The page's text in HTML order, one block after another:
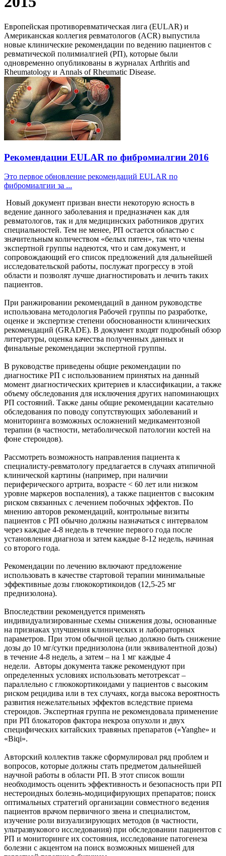
Европейская противоревматическая лига (EULAR) и
Американская коллегия ревматологов (ACR) выпустила
новые клинические рекомендации по ведению пациентов с
ревматической полимиалгией (РП), которые были
одновременно опубликованы в журналах Arthritis and
Rheumatology и Annals of Rheumatic Disease.
Рекомендации EULAR по фибромиалгии 2016
Это первое обновление рекомендаций EULAR по
фибромиалгии за ...
Новый документ призван внести некоторую ясность в
ведение данного заболевания и предназначен как для
ревматологов, так и для медицинских работников других
специальностей. Тем не менее, РП остается областью с
значительным количеством «белых пятен», так что члены
экспертной группы надеются, что и сам документ, и
сопровождающий его список предложений для дальнейшей
исследовательской работы, послужат прогрессу в этой
области и позволят лучше диагностировать и лечить таких
пациентов.
При ранжировании рекомендаций в данном руководстве
использована методология Рабочей группы по разработке,
оценке и экспертизе степени обоснованности клинических
рекомендаций (GRADE). В документ входят подробный обзор
литературы, оценка качества полученных данных и
финальные рекомендации экспертной группы.
В руководстве приведены общие рекомендации по
диагностике РП с использованием принятых на данный
момент диагностических критериев и классификации, а также
объему обследования для исключения других напоминающих
РП состояний. Также даны общие рекомендации касательно
обследования по поводу сопутствующих заболеваний и
мониторинга возможных осложнений медикаментозной
терапии (в частности, метаболической патологии костей на
фоне стероидов).
Рассмотреть возможность направления пациента к
специалисту-ревматологу предлагается в случаях атипичной
клинической картины (например, при наличии
периферического артрита, возрасте < 60 лет или низком
уровне маркеров воспаления), а также пациентов с высоким
риском связанных с лечением побочных эффектов. По
мнению авторов рекомендаций, контрольные визиты
пациентов с РП обычно должны назначаться с интервалом
через каждые 4-8 недель в течение первого года после
установления диагноза и затем каждые 8-12 недель, начиная
со второго года.
Рекомендации по лечению включают предложение
использовать в качестве стартовой терапии минимальные
эффективные дозы глюкокортикоидов (12,5-25 мг
преднизолона).
Впоследствии рекомендуется применять
индивидуализированные схемы снижения дозы, основанные
на признаках улучшения клинических и лабораторных
параметров. При этом обычной целью должно быть снижение
дозы до 10 мг/сутки преднизолона (или эквивалентной дозы)
в течение 4-8 недель, а затем – на 1 мг каждые 4
недели. Авторы документа также рекомендуют при
определенных условиях использовать метотрексат –
параллельно с глюкокортикоидами у пациентов с высоким
риском рецидива или в тех случаях, когда высока вероятность
развития нежелательных эффектов вследствие приема
стероидов. Экспертная группа не рекомендовала применение
при РП блокаторов фактора некроза опухоли и двух
специфических китайских травяных препаратов («Yanghe» и
«Biqi».
Авторский коллектив также сформулировал ряд проблем и
вопросов, которые должны стать предметом дальнейшей
научной работы в области РП. В этот список вошли
необходимость оценить эффективность и безопасность при РП
нестероидных болезнь-модицифирующих препаратов; поиск
оптимальных стратегий организации совместного ведения
пациентов врачом первичного звена и специалистом,
изучение роли визуализирующих методов (в частности,
ультразвукового исследования) при обследовании пациентов с
РП и мониторинге их состояния, исследование патогенеза
болезни с акцентом на поиск возможных мишеней для